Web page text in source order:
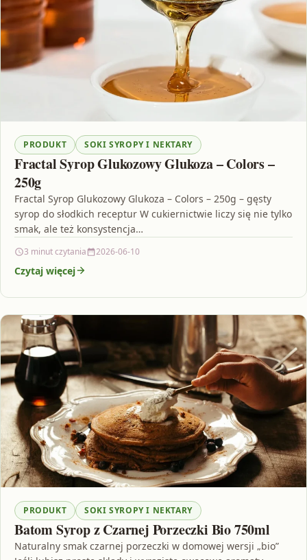
PRODUKT SOKI SYROPY I NEKTARY
Fractal Syrop Glukozowy Glukoza – Colors –
250g
Fractal Syrop Glukozowy Glukoza – Colors – 250g – gęsty
syrop do słodkich receptur W cukiernictwie liczy się nie tylko
smak, ale też konsystencja…
3 minut czytania 2026-06-10
Czytaj więcej
PRODUKT SOKI SYROPY I NEKTARY
Batom Syrop z Czarnej Porzeczki Bio 750ml
Naturalny smak czarnej porzeczki w domowej wersji „bio”